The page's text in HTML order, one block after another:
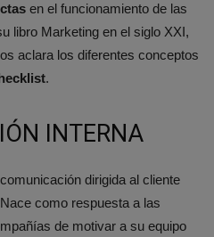
en el funcionamiento de las
libro Marketing en el siglo XXI,
aclara los diferentes conceptos
.
INTERNA
dirigida al cliente
como respuesta a las
de motivar a su equipo